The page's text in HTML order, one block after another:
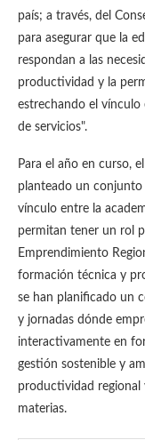
país; a través, del
para asegurar que la
respondan a las
productividad y la
estrechando el
de servicios".
Para el año en curso,
planteado un
vínculo entre la
permitan tener un rol
Emprendimiento
formación técnica y
se han planificado un
y jornadas dónde
interactivamente en
gestión sostenible y
productividad
materias.